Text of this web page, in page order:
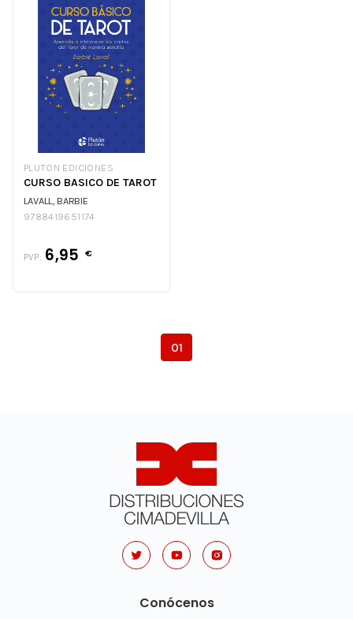
PLUTON EDICIONES
CURSO BASICO DE TAROT
LAVALL, BARBIE
9788419651174
PVP: 6,95 €
01
Conócenos